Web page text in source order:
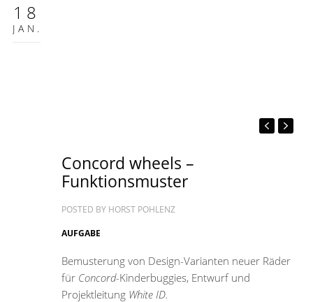
18
JAN.
Concord wheels –
Funktionsmuster
POSTED BY HORST POHLENZ
AUFGABE
Bemusterung von Design-Varianten neuer Räder
für Concord-Kinderbuggies, Entwurf und
Projektleitung White ID.